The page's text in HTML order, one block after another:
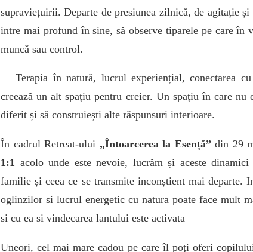
supraviețuirii. Departe de presiunea zilnică, de agitație
intre mai profund în sine, să observe tiparele pe care în
muncă sau control.
Terapia în natură, lucrul experiențial, conectarea
creează un alt spațiu pentru creier. Un spațiu în care
diferit și să construiești alte răspunsuri interioare.
În cadrul Retreat-ului „Întoarcerea la Esență”din 29
1:1 acolo unde este nevoie, lucrăm și aceste
familie și ceea ce se transmite inconștient mai departe.
oglinzilor si lucrul energetic cu natura poate face mult
si cu ea si vindecarea lantului este activata
Uneori, cel mai mare cadou pe care îl poți oferi